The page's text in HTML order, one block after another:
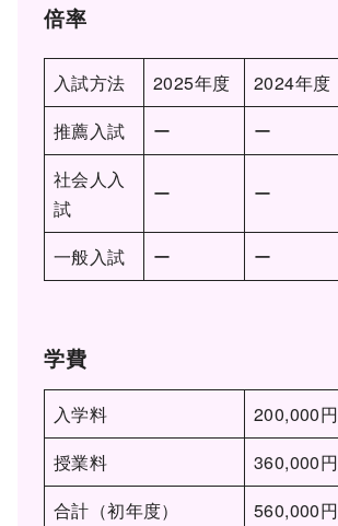
倍率
入試方法 2025年度 2024年度
推薦入試
ー ー
社会人入
試
ー ー
一般入試 ー ー
学費
入学料
200,000円
授業料
360,000円
合計（初年度）
560,000円